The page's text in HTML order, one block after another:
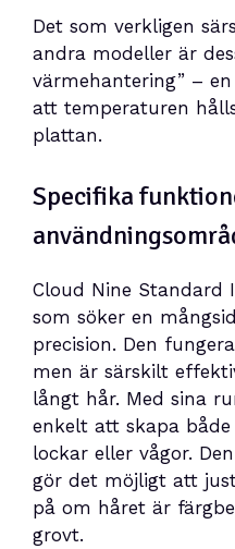
Det som verkligen
andra modeller är
värmehantering” –
att temperaturen
plattan.
Specifika
Cloud Nine
som söker en
precision. Den
men är särskilt
långt hår. Med sina
enkelt att skapa
lockar eller vågor.
gör det möjligt att
på om håret är
grovt.